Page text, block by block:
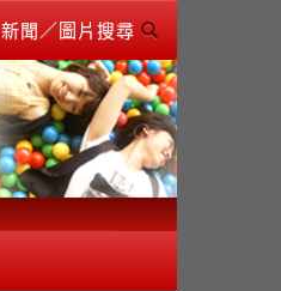
新聞／圖片搜尋